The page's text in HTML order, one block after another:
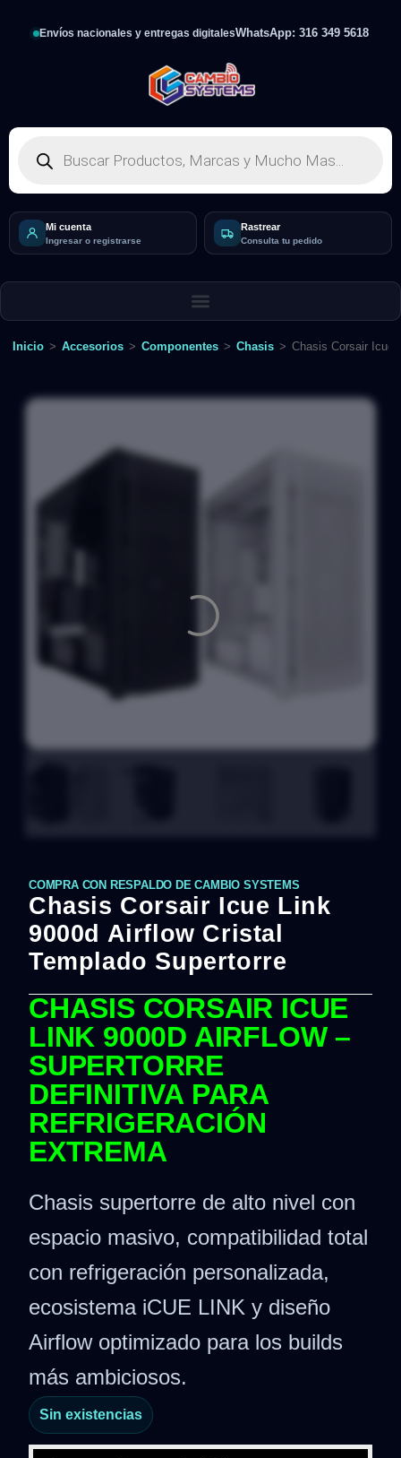
Envíos nacionales y entregas digitalesWhatsApp: 316 349 5618
Mi cuenta
Ingresar o registrarse
Rastrear
Consulta tu pedido
Inicio > Accesorios > Componentes > Chasis > Chasis Corsair Icue
COMPRA CON RESPALDO DE CAMBIO SYSTEMS
Chasis Corsair Icue Link
9000d Airflow Cristal
Templado Supertorre
CHASIS CORSAIR ICUE
LINK 9000D AIRFLOW –
SUPERTORRE
DEFINITIVA PARA
REFRIGERACIÓN
EXTREMA
Chasis supertorre de alto nivel con
espacio masivo, compatibilidad total
con refrigeración personalizada,
ecosistema iCUE LINK y diseño
Airflow optimizado para los builds
más ambiciosos.
Sin existencias